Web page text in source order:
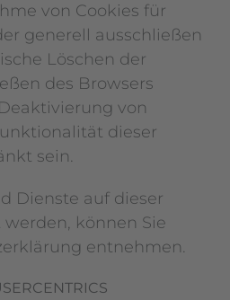
von Cookies für
generell ausschließen
Löschen der
des Browsers
von
dieser
sein.
Dienste auf dieser
können Sie
entnehmen.